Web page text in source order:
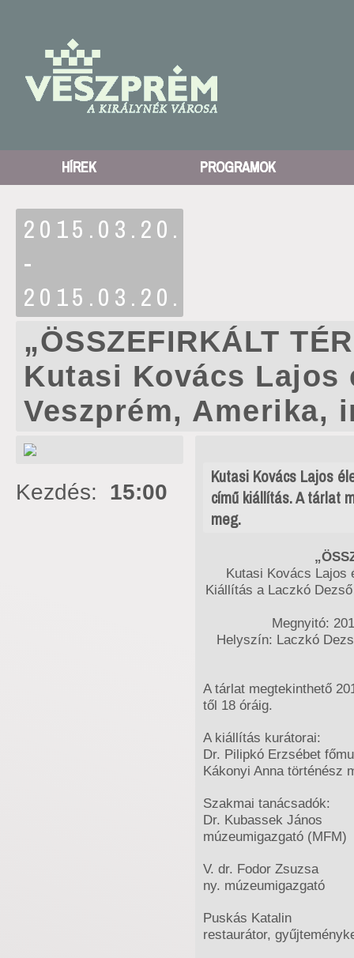
HÍREK PROGRAMOK
2015.03.20.
-
2015.03.20.
„ÖSSZEFIRKÁLT
Kutasi Kovács Lajos
Veszprém, Amerika,
Kutasi Kovács Lajos
című kiállítás. A tárlat
meg.
Kutasi Kovács Lajos
Kiállítás a Laczkó
Megnyitó:
Helyszín: Laczkó
A tárlat megtekinthető
től 18 óráig.
A kiállítás kurátorai:
Dr. Pilipkó Erzsébet
Kákonyi Anna történész
Szakmai tanácsadók:
Dr. Kubassek János
múzeumigazgató (MFM)
V. dr. Fodor Zsuzsa
ny. múzeumigazgató
Puskás Katalin
restaurátor,
Kezdés: 15:00